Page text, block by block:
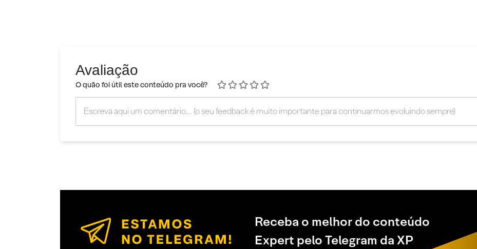
Avaliação
O quão foi útil este conteúdo pra você?
Receba o melhor do conteúdo
Expert pelo Telegram da XP